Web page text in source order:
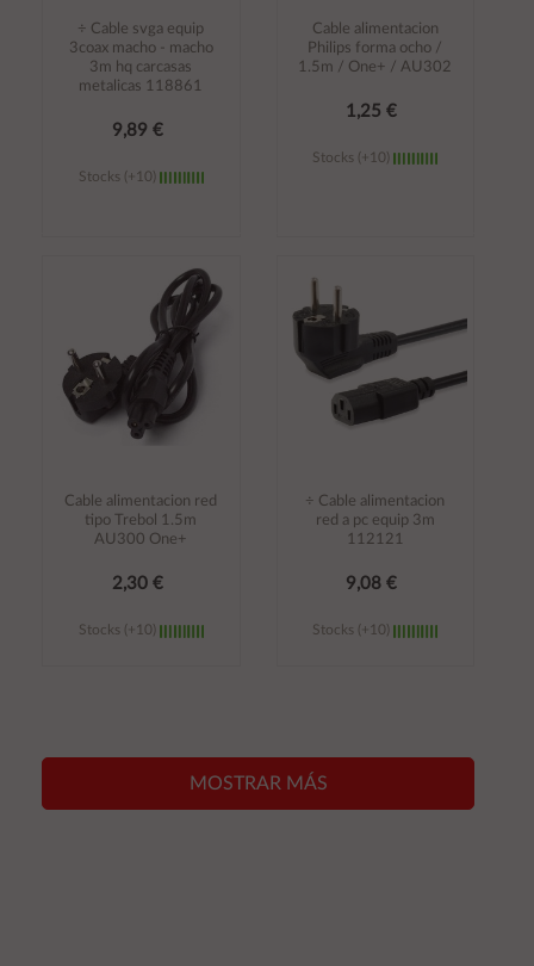
÷ Cable svga equip
3coax macho - macho
3m hq carcasas
metalicas 118861
9,89 €
Stocks (+10)
carrito
Cable alimentacion
Philips forma ocho /
1.5m / One+ / AU302
1,25 €
Stocks (+10)
Cable alimentacion red
tipo Trebol 1.5m
AU300 One+
2,30 €
Stocks (+10)
÷ Cable alimentacion
red a pc equip 3m
112121
9,08 €
Stocks (+10)
MOSTRAR MÁS